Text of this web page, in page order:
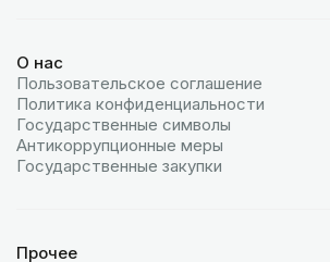
О нас
Пользовательское соглашение
Политика конфиденциальности
Государственные символы
Антикоррупционные меры
Государственные закупки
Прочее